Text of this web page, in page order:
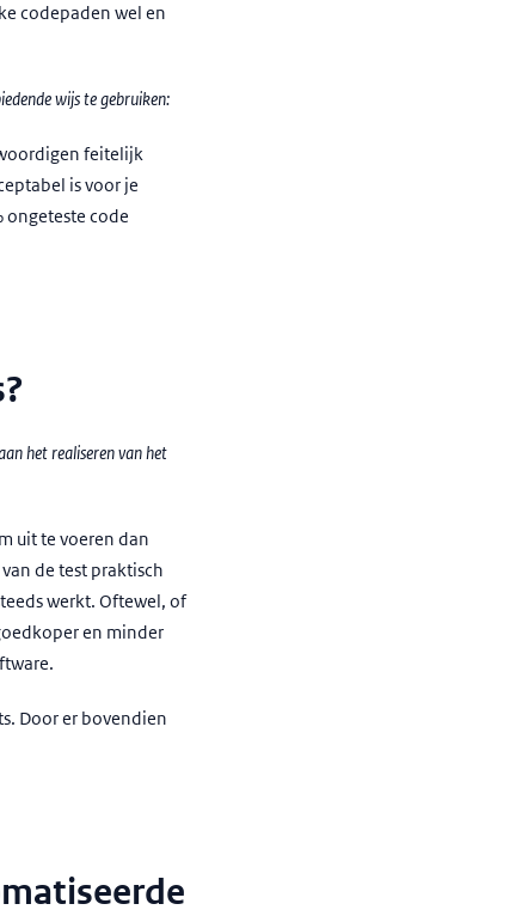
codepaden wel en
wijs te gebruiken:
feitelijk
is voor je
code
het realiseren van het
uit te voeren dan
de test praktisch
werkt. Oftewel, of
en minder
Door er bovendien